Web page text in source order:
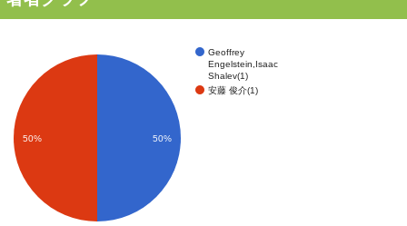
Geoffrey
Engelstein,Isaac
Shalev(1)
安藤 俊介(1)
50% 50%